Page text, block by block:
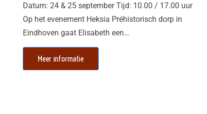
Datum: 24 & 25 september Tijd: 10.00 / 17.00 uur
Op het evenement Heksia Préhistorisch dorp in
Eindhoven gaat Elisabeth een…
Meer informatie